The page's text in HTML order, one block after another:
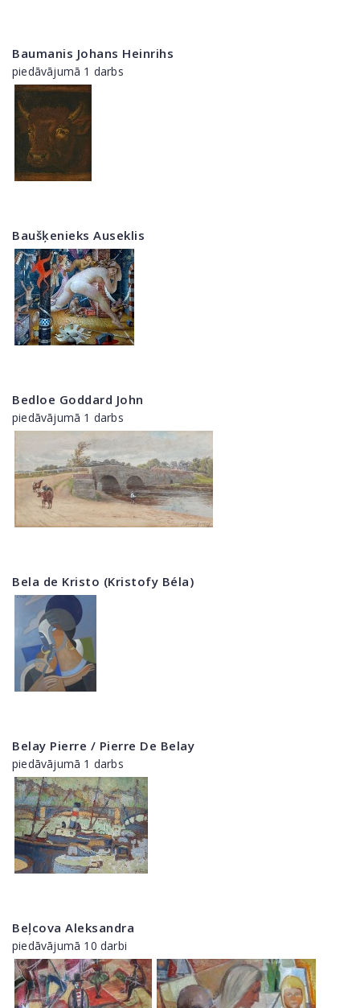
Baumanis Johans Heinrihs
piedāvājumā 1 darbs
Baušķenieks Auseklis
Bedloe Goddard John
piedāvājumā 1 darbs
Bela de Kristo (Kristofy Béla)
Belay Pierre / Pierre De Belay
piedāvājumā 1 darbs
Beļcova Aleksandra
piedāvājumā 10 darbi